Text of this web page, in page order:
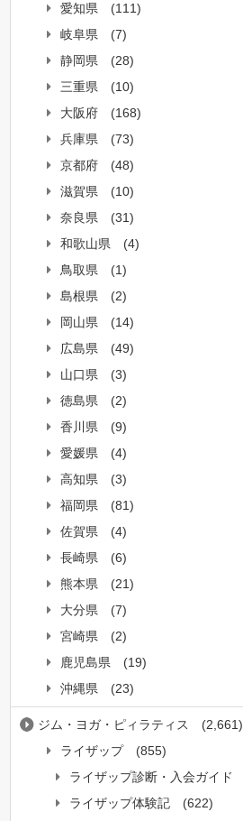
愛知県
(111)
岐阜県
(7)
静岡県
(28)
三重県
(10)
大阪府
(168)
兵庫県
(73)
京都府
(48)
滋賀県
(10)
奈良県
(31)
和歌山県
(4)
鳥取県
(1)
島根県
(2)
岡山県
(14)
広島県
(49)
山口県
(3)
徳島県
(2)
香川県
(9)
愛媛県
(4)
高知県
(3)
福岡県
(81)
佐賀県
(4)
長崎県
(6)
熊本県
(21)
大分県
(7)
宮崎県
(2)
鹿児島県
(19)
沖縄県
(23)
ジム・ヨガ・ピィラティス
(2,661)
ライザップ
(855)
ライザップ診断・入会ガイド
ライザップ体験記
(622)